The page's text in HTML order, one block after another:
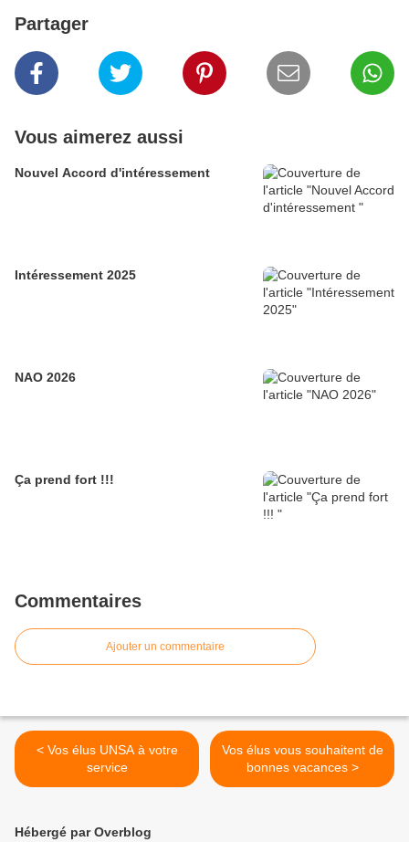
Partager
Vous aimerez aussi
Nouvel Accord d'intéressement
Intéressement 2025
NAO 2026
Ça prend fort !!!
Commentaires
Ajouter un commentaire
< Vos élus UNSA à votre
service
Vos élus vous souhaitent de
bonnes vacances >
Hébergé par Overblog